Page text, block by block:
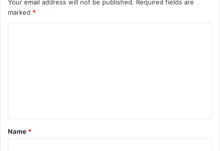
Your email address will not be published. Required fields are
marked *
t
*
Name *